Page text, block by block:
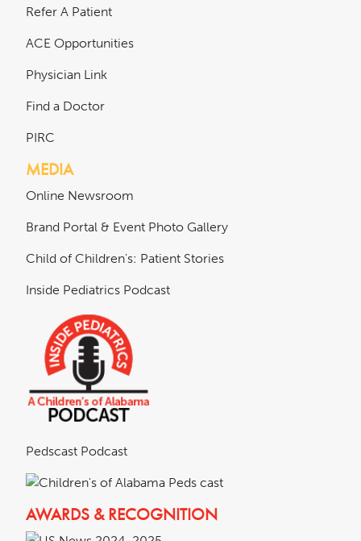
Refer A Patient
ACE Opportunities
Physician Link
Find a Doctor
PIRC
MEDIA
Online Newsroom
Brand Portal & Event Photo Gallery
Child of Children's: Patient Stories
Inside Pediatrics Podcast
Pedscast Podcast
AWARDS & RECOGNITION